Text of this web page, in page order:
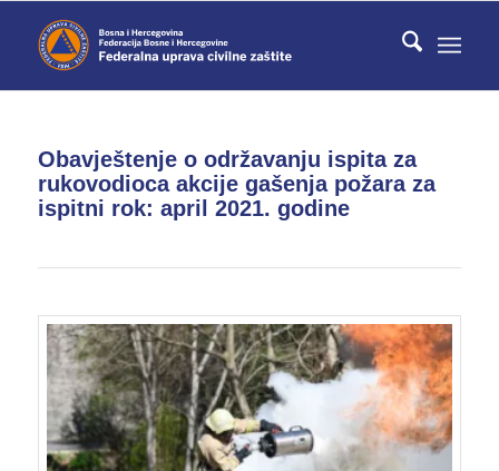
Obavještenje o održavanju ispita za
rukovodioca akcije gašenja požara za
ispitni rok: april 2021. godine